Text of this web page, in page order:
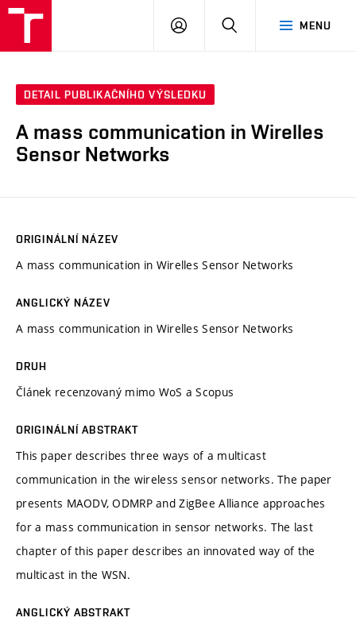
MENU
PŘIHLÁSIT
DETAIL PUBLIKAČNÍHO VÝSLEDKU
A mass communication in Wirelles
Sensor Networks
ORIGINÁLNÍ NÁZEV
A mass communication in Wirelles Sensor Networks
ANGLICKÝ NÁZEV
A mass communication in Wirelles Sensor Networks
DRUH
Článek recenzovaný mimo WoS a Scopus
ORIGINÁLNÍ ABSTRAKT
This paper describes three ways of a multicast
communication in the wireless sensor networks. The paper
presents MAODV, ODMRP and ZigBee Alliance approaches
for a mass communication in sensor networks. The last
chapter of this paper describes an innovated way of the
multicast in the WSN.
ANGLICKÝ ABSTRAKT